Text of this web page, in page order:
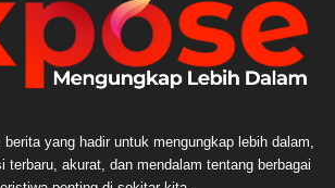
yang hadir untuk mengungkap lebih dalam,
terbaru, akurat, dan mendalam tentang berbagai